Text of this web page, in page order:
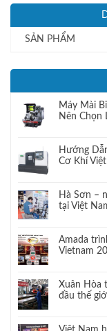
SẢN PHẨM
Máy Mài
Nên Chọn
Hướng
Cơ Khí
Hà Sơn –
tại Việt
Amada
Vietnam
Xuân Hòa
đầu thế